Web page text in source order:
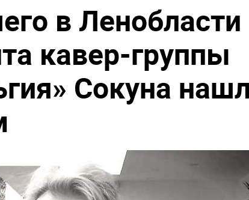
в Ленобласти
кавер-группы
Сокуна